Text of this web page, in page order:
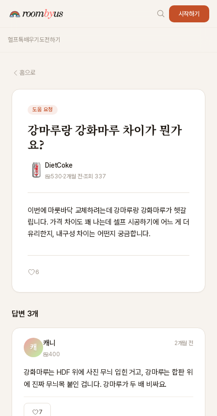
시작하기
헬프톡배우기도전하기
홈으로
도움 요청
강마루랑 강화마루 차이가 뭔가
요?
DietCoke
530·2개월 전·조회 337
이번에 마룻바닥 교체하려는데 강마루랑 강화마루가 헷갈
립니다. 가격 차이도 꽤 나는데 셀프 시공하기에 어느 게 더
유리한지, 내구성 차이는 어떤지 궁금합니다.
6
답변 3개
캐 캐니
2개월 전
400
강화마루는 HDF 위에 사진 무늬 입힌 거고, 강마루는 합판 위
에 진짜 무늬목 붙인 겁니다. 강마루가 두 배 비싸요.
7